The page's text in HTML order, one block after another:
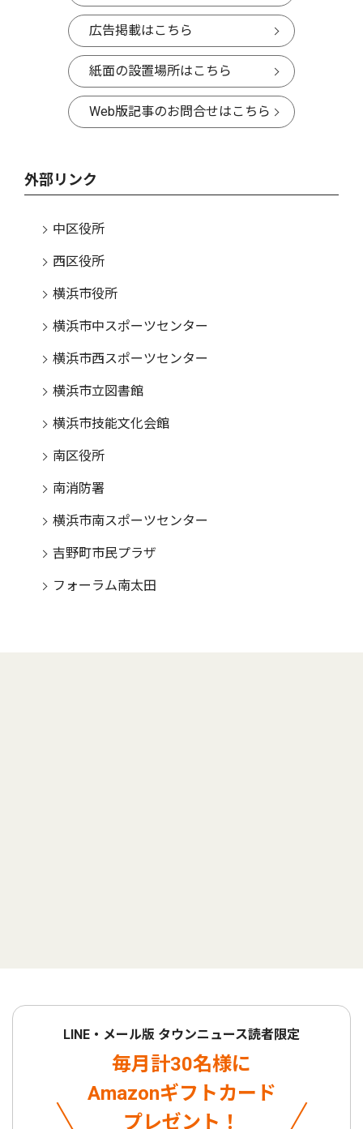
広告掲載はこちら
紙面の設置場所はこちら
Web版記事のお問合せはこちら
外部リンク
中区役所
西区役所
横浜市役所
横浜市中スポーツセンター
横浜市西スポーツセンター
横浜市立図書館
横浜市技能文化会館
南区役所
南消防署
横浜市南スポーツセンター
吉野町市民プラザ
フォーラム南太田
LINE・メール版 タウンニュース読者限定
毎月計30名様に
Amazonギフトカード
プレゼント！